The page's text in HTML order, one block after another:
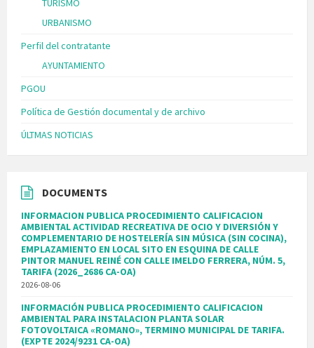
TURISMO
URBANISMO
Perfil del contratante
AYUNTAMIENTO
PGOU
Política de Gestión documental y de archivo
ÚLTMAS NOTICIAS
DOCUMENTS
INFORMACION PUBLICA PROCEDIMIENTO CALIFICACION
AMBIENTAL ACTIVIDAD RECREATIVA DE OCIO Y DIVERSIÓN Y
COMPLEMENTARIO DE HOSTELERÍA SIN MÚSICA (SIN COCINA),
EMPLAZAMIENTO EN LOCAL SITO EN ESQUINA DE CALLE
PINTOR MANUEL REINÉ CON CALLE IMELDO FERRERA, NÚM. 5,
TARIFA (2026_2686 CA-OA)
2026-08-06
INFORMACIÓN PUBLICA PROCEDIMIENTO CALIFICACION
AMBIENTAL PARA INSTALACION PLANTA SOLAR
FOTOVOLTAICA «ROMANO», TERMINO MUNICIPAL DE TARIFA.
(EXPTE 2024/9231 CA-OA)